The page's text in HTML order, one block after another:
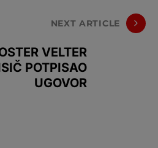
NEXT ARTICLE
VELTER
POTPISAO
UGOVOR